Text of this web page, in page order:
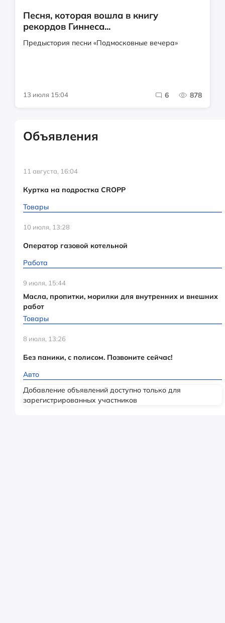
Песня, которая вошла в книгу
рекордов Гиннеса...
Предыстория песни «Подмосковные вечера»
13 июля 15:04 6 878
Объявления
11 августа, 16:04
Куртка на подростка CROPP
Товары
10 июля, 13:28
Оператор газовой котельной
Работа
9 июля, 15:44
Масла, пропитки, морилки для внутренних и внешних
работ
Товары
8 июля, 13:26
Без паники, с полисом. Позвоните сейчас!
Авто
Добавление объявлений доступно только для
зарегистрированных участников